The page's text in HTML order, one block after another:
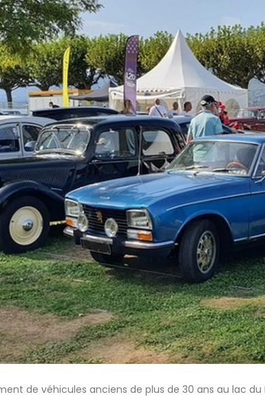
de véhicules anciens de plus de 30 ans au lac du